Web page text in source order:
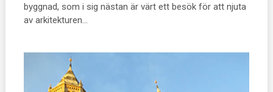
byggnad, som i sig nästan är värt ett besök för att njuta
av arkitekturen…